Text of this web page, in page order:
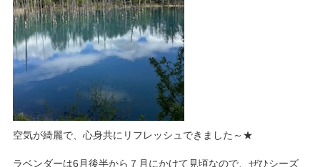
空気が綺麗で、心身共にリフレッシュできました～★
ラベンダーは6月後半から７月にかけて見頃なので、ぜひシーズ